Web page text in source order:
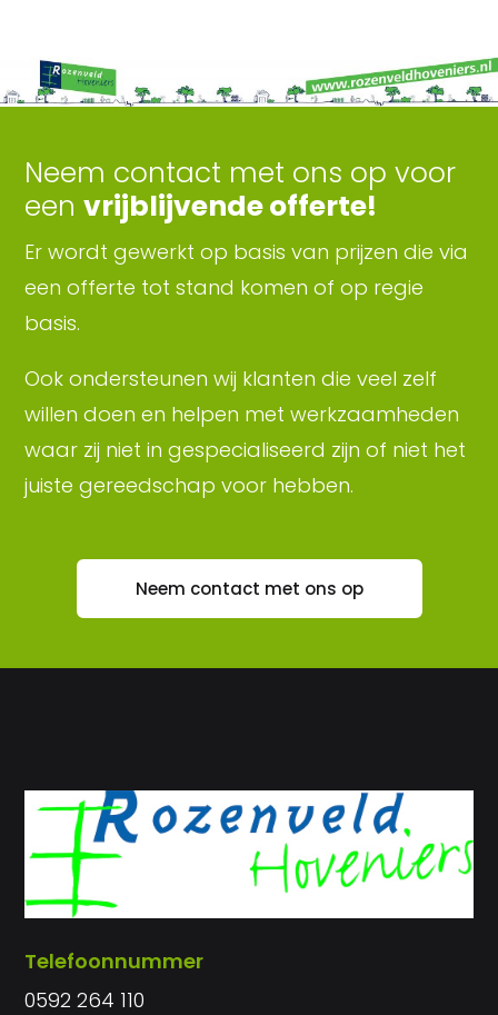
Neem contact met ons op voor
eenvrijblijvende offerte!
Er wordt gewerkt op basis van prijzen die via
een offerte tot stand komen of op regie
basis.
Ook ondersteunen wij klanten die veel zelf
willen doen en helpen met werkzaamheden
waar zij niet in gespecialiseerd zijn of niet het
juiste gereedschap voor hebben.
Neem contact met ons op
Telefoonnummer
0592 264 110